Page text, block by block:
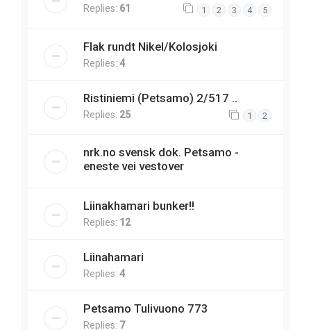
Replies: 61 1 2 3 4 5
Flak rundt Nikel/Kolosjoki
Replies: 4
Ristiniemi (Petsamo) 2/517 ..
Replies: 25 1 2
nrk.no svensk dok. Petsamo -
eneste vei vestover
Liinakhamari bunker!!
Replies: 12
Liinahamari
Replies: 4
Petsamo Tulivuono 773
Replies: 7